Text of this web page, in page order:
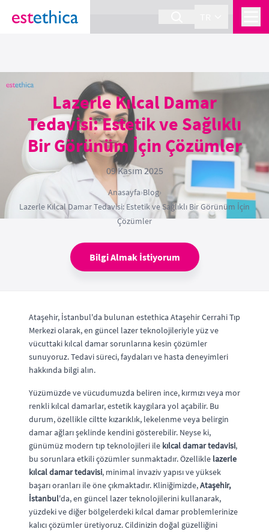
section Service {
Lazerle Kılcal Damar
Tedavisi: Estetik ve Sağlıklı
Bir Görünüm İçin Çözümler
09 Kasım 2025
Anasayfa›Blog›
Lazerle Kılcal Damar Tedavisi: Estetik ve Sağlıklı Bir Görünüm İçin
Çözümler
Bilgi Almak İstiyorum
Ataşehir, İstanbul'da bulunan estethica Ataşehir Cerrahi Tıp
Merkezi olarak, en güncel lazer teknolojileriyle yüz ve
vücuttaki kılcal damar sorunlarına kesin çözümler
sunuyoruz. Tedavi süreci, faydaları ve hasta deneyimleri
hakkında bilgi alın.
Yüzümüzde ve vücudumuzda beliren ince, kırmızı veya mor
renkli kılcal damarlar, estetik kaygılara yol açabilir. Bu
durum, özellikle ciltte kızarıklık, lekelenme veya belirgin
damar ağları şeklinde kendini gösterebilir. Neyse ki,
günümüz modern tıp teknolojileri ile kılcal damar tedavisi,
bu sorunlara etkili çözümler sunmaktadır. Özellikle lazerle
kılcal damar tedavisi, minimal invaziv yapısı ve yüksek
başarı oranları ile öne çıkmaktadır. Kliniğimizde,Ataşehir,
İstanbul'da, en güncel lazer teknolojilerini kullanarak,
yüzdeki ve diğer bölgelerdeki kılcal damar problemlerinize
kalıcı çözümler üretiyoruz. Cildinizin doğal güzelliğini